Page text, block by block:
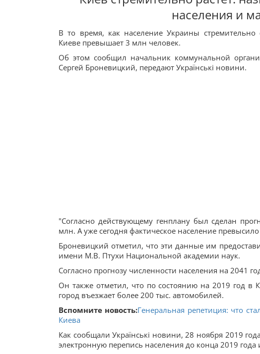
населения и
В то время, как население Украины стремительно
Киеве превышает 3 млн человек.
Об этом сообщил начальник коммунальной
Сергей Броневицкий, передают Українські новини.
"Согласно действующему генплану был сделан
млн. А уже сегодня фактическое население
Броневицкий отметил, что эти данные им
имени М.В. Птухи Национальной академии наук.
Согласно прогнозу численности населения на 2041
Он также отметил, что по состоянию на 2019 год в
город въезжает более 200 тыс. автомобилей.
Вспомните новость:Генеральная репетиция: что
Киева
Как сообщали Українські новини, 28 ноября 2019
электронную перепись населения до конца 2019